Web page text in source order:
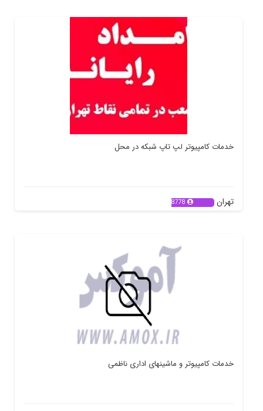
خدمات کامپیوتر لپ تاپ شبکه در محل
تهران 8778
خدمات کامپیوتر و ماشینهای اداری ناظمی